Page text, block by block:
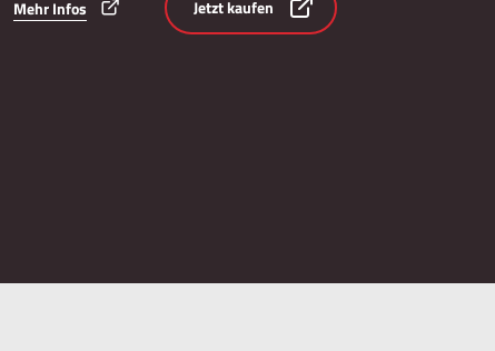
Mehr Infos Jetzt kaufen